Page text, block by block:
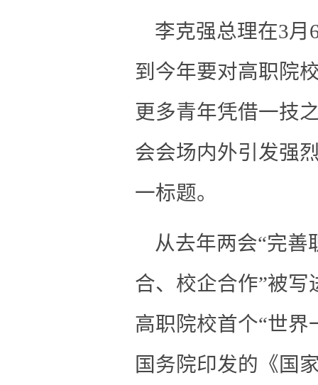
李克强总理在3月
到今年要对高职院
更多青年凭借一技
会会场内外引发强
一标题。
从去年两会“完善
合、校企合作”被
高职院校首个“世
国务院印发的《国